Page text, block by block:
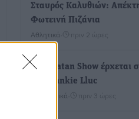
Σταυρός Καλυθιών:
Φωτεινή Πιζάνια
Αθλητικά πριν 2 ώρες
Το Yucatan Show έρχεται
τον Frankie Lluc
Πολιτιστικά πριν 3 ώρες